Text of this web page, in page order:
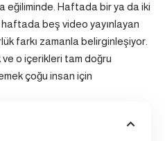
eğiliminde. Haftada bir ya da iki
beş video yayınlayan
farkı zamanla belirginleşiyor.
o içerikleri tam doğru
çoğu insan için